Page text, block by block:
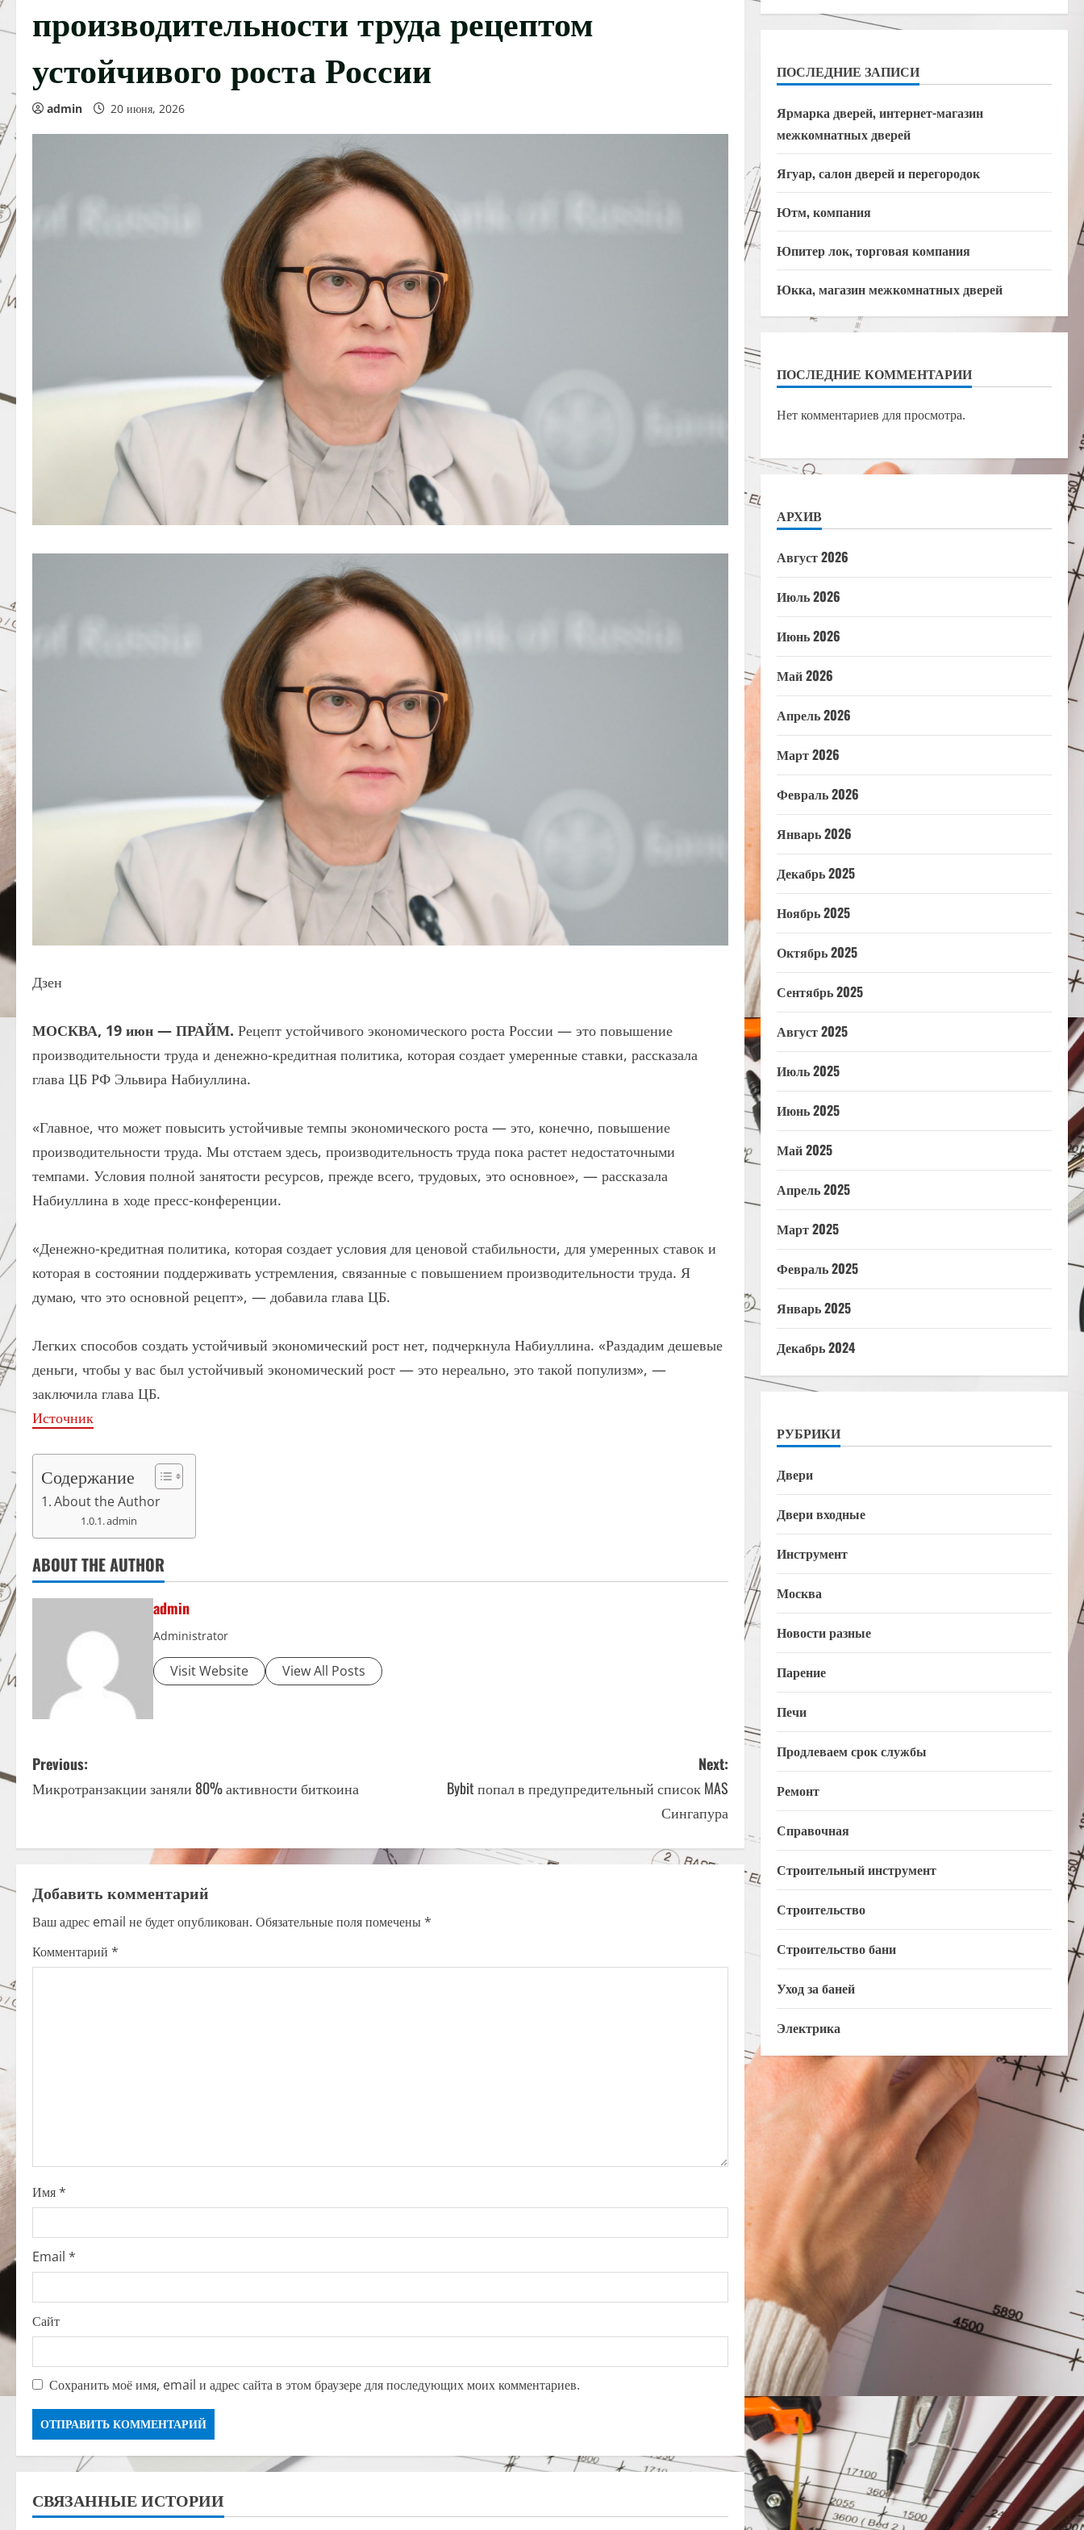
производительности труда рецептом
устойчивого роста России
admin 20 июня, 2026
Дзен
МОСКВА, 19 июн — ПРАЙМ. Рецепт устойчивого экономического роста России — это повышение
производительности труда и денежно-кредитная политика, которая создает умеренные ставки, рассказала
глава ЦБ РФ Эльвира Набиуллина.
«Главное, что может повысить устойчивые темпы экономического роста — это, конечно, повышение
производительности труда. Мы отстаем здесь, производительность труда пока растет недостаточными
темпами. Условия полной занятости ресурсов, прежде всего, трудовых, это основное», — рассказала
Набиуллина в ходе пресс-конференции.
«Денежно-кредитная политика, которая создает условия для ценовой стабильности, для умеренных ставок и
которая в состоянии поддерживать устремления, связанные с повышением производительности труда. Я
думаю, что это основной рецепт», — добавила глава ЦБ.
Легких способов создать устойчивый экономический рост нет, подчеркнула Набиуллина. «Раздадим дешевые
деньги, чтобы у вас был устойчивый экономический рост — это нереально, это такой популизм», —
заключила глава ЦБ.
Источник
Содержание
About the Author
admin
ABOUT THE AUTHOR
admin
Administrator
Visit Website View All Posts
P
o
n
a
v
o
n
Previous:
Микротранзакции заняли 80% активности биткоина
Next:
Bybit попал в предупредительный список MAS
Сингапура
Добавить комментарий
Ваш адрес email не будет опубликован. Обязательные поля помечены*
Комментарий *
Имя*
Email *
Сайт
Сохранить моё имя, email и адрес сайта в этом браузере для последующих моих комментариев.
СВЯЗАННЫЕ ИСТОРИИ
ПОСЛЕДНИЕ ЗАПИСИ
Ярмарка дверей, интернет-магазин
межкомнатных дверей
Ягуар, салон дверей и перегородок
Ютм, компания
Юпитер лок, торговая компания
Юкка, магазин межкомнатных дверей
ПОСЛЕДНИЕ КОММЕНТАРИИ
Нет комментариев для просмотра.
АРХИВ
Август 2026
Июль 2026
Июнь 2026
Май 2026
Апрель 2026
Март 2026
Февраль 2026
Январь 2026
Декабрь 2025
Ноябрь 2025
Октябрь 2025
Сентябрь 2025
Август 2025
Июль 2025
Июнь 2025
Май 2025
Апрель 2025
Март 2025
Февраль 2025
Январь 2025
Декабрь 2024
РУБРИКИ
Двери
Двери входные
Инструмент
Москва
Новости разные
Парение
Печи
Продлеваем срок службы
Ремонт
Справочная
Строительный инструмент
Строительство
Строительство бани
Уход за баней
Электрика